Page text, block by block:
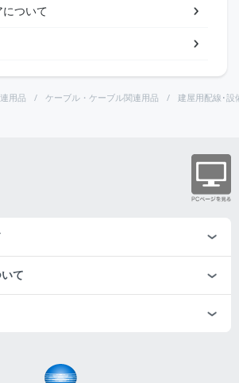
ついて
用品 ケーブル・ケーブル関連用品 建屋用配線･設
て